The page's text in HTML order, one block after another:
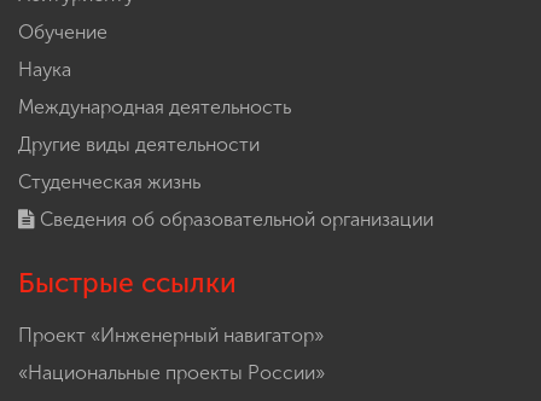
Абитуриенту
Обучение
Наука
Международная деятельность
Другие виды деятельности
Студенческая жизнь
Быстрые ссылки
Проект «Инженерный навигатор»